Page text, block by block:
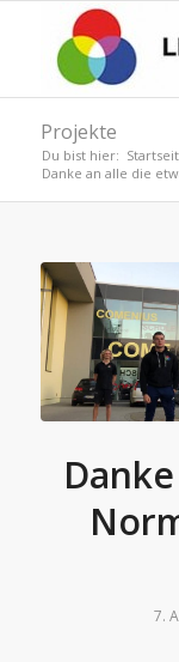
Projekte
Du bist hier:
Danke an alle die
7.